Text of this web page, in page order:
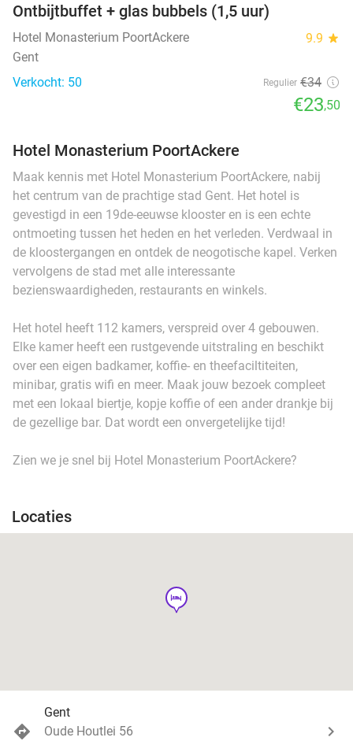
Ontbijtbuffet + glas bubbels (1,5 uur)
Hotel Monasterium PoortAckere 9.9 star
Gent
Verkocht: 50
Regulier €34
€23,50
Hotel Monasterium PoortAckere
Maak kennis met Hotel Monasterium PoortAckere, nabij
het centrum van de prachtige stad Gent. Het hotel is
gevestigd in een 19de-eeuwse klooster en is een echte
ontmoeting tussen het heden en het verleden. Verdwaal in
de kloostergangen en ontdek de neogotische kapel. Verken
vervolgens de stad met alle interessante
bezienswaardigheden, restaurants en winkels.
Het hotel heeft 112 kamers, verspreid over 4 gebouwen.
Elke kamer heeft een rustgevende uitstraling en beschikt
over een eigen badkamer, koffie- en theefaciltiteiten,
minibar, gratis wifi en meer. Maak jouw bezoek compleet
met een lokaal biertje, kopje koffie of een ander drankje bij
de gezellige bar. Dat wordt een onvergetelijke tijd!
Zien we je snel bij Hotel Monasterium PoortAckere?
Locaties
hotel
Gent
Oude Houtlei 56